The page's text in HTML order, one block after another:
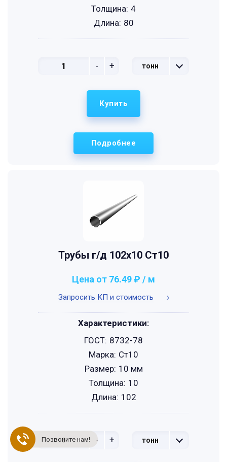
- + тонн
Толщина: 4
Длина: 80
Подробнее
Купить
Трубы г/д 102x10 Ст10
Запросить КП и стоимость
Цена от 76.49 ₽ / м
- + тонн
Характеристики:
ГОСТ: 8732-78
Марка: Ст10
Размер: 10 мм
Толщина: 10
Длина: 102
Позвоните нам!